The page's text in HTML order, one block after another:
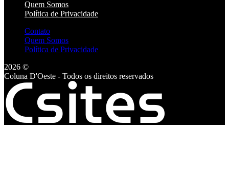
Quem Somos
Política de Privacidade
Contato
Quem Somos
Política de Privacidade
2026 ©
Coluna D'Oeste - Todos os direitos reservados